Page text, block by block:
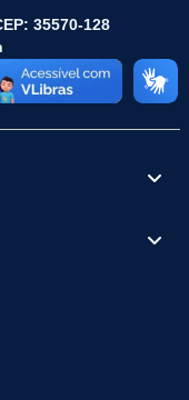
35570-128